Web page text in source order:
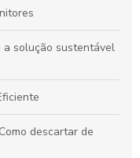
solução sustentável
descartar de